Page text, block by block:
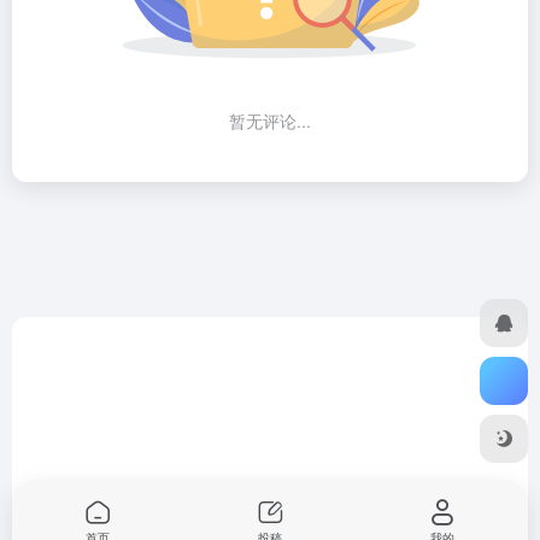
暂无评论...